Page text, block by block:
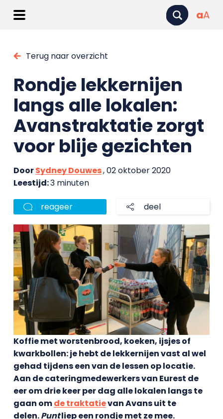
aA
Terug naar overzicht
Rondje lekkernijen
langs alle lokalen:
Avanstraktatie zorgt
voor blije gezichten
DoorSydney Douwes, 02 oktober 2020
Leestijd:3 minuten
reageer deel
Koffie met worstenbrood, koeken, ijsjes of
kwarkbollen: je hebt de lekkernijen vast al wel
gehad tijdens een van de lessen op locatie.
Aan de cateringmedewerkers van Eurest de
eer om drie keer per dag alle lokalen langs te
gaan omde traktatievan Avans uit te
delen.Puntliep een rondje met ze mee.